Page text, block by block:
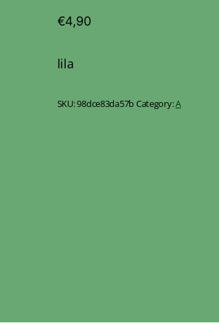
€4,90
lila
SKU:98dce83da57bCategory:A